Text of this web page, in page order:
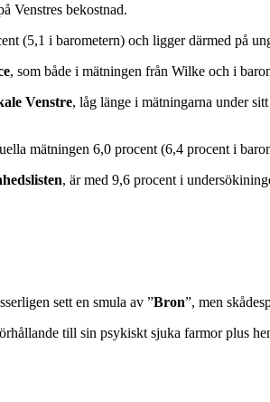
Venstres bekostnad.
(5,1 i barometern) och ligger därmed på
, som både i mätningen från Wilke och i
Venstre, låg länge i mätningarna under
mätningen 6,0 procent (6,4 procent i
, är med 9,6 procent i
sett en smula av ”Bron”, men
till sin psykiskt sjuka farmor plus